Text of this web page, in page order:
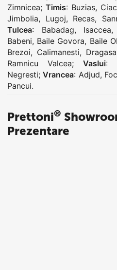
Zimnicea; Timis: Buzias,
Jimbolia, Lugoj, Recas,
Tulcea: Babadag, Isaccea,
Babeni, Baile Govora, Baile
Brezoi, Calimanesti,
Ramnicu Valcea; Vaslui:
Negresti;Vrancea: Adjud,
Pancui.
Prettoni®
Prezentare